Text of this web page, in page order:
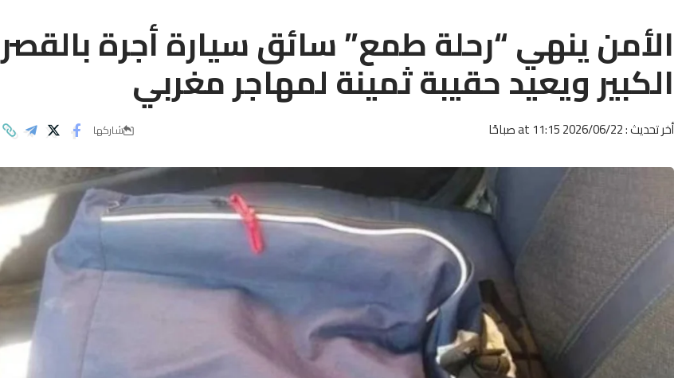
الأمن ينهي “رحلة طمع” سائق سيارة أجرة بالقصر
الكبير ويعيد حقيبة ثمينة لمهاجر مغربي
أخر تحديث : 2026/06/22 at 11:15 صباحًا شاركها